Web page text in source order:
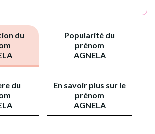
du
Popularité du
prénom
AGNELA
du
En savoir plus sur le
prénom
AGNELA